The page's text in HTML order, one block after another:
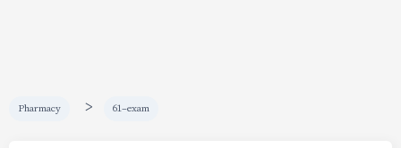
Pharmacy > 61-exam